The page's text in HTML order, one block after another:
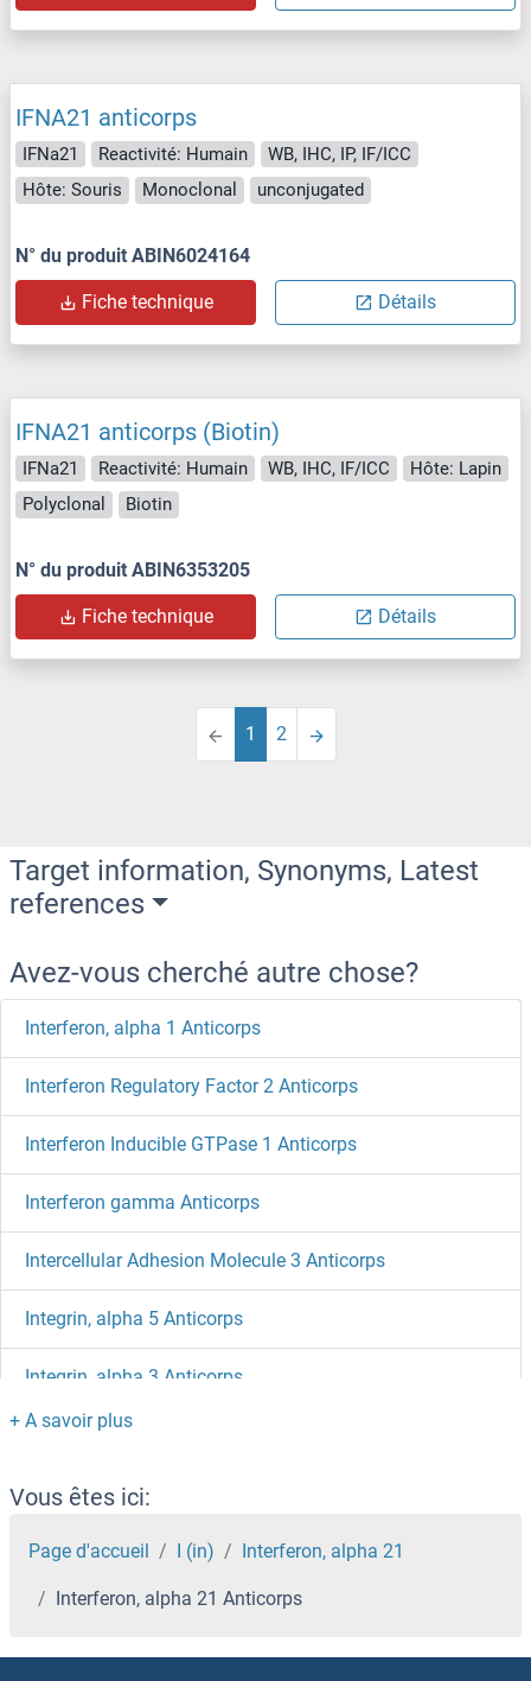
IFNA21 anticorps
IFNa21 Reactivité: Humain
WB, IHC, IP, IF/ICC
Hôte: Souris
Monoclonal unconjugated
N° du produit ABIN6024164
Fiche technique Détails
IFNA21 anticorps (Biotin)
IFNa21 Reactivité: Humain WB, IHC, IF/ICC
Hôte: Lapin
Polyclonal
Biotin
N° du produit ABIN6353205
Fiche technique Détails
1 2
Target information, Synonyms, Latest
references
Avez-vous cherché autre chose?
Interferon, alpha 1 Anticorps
Interferon Regulatory Factor 2 Anticorps
Interferon Inducible GTPase 1 Anticorps
Interferon gamma Anticorps
Intercellular Adhesion Molecule 3 Anticorps
Integrin, alpha 5 Anticorps
Integrin, alpha 3 Anticorps
Integrin beta 7 Anticorps
Integrin beta 5 Anticorps
Integrin beta 4 Anticorps
Integrin beta 3 Anticorps
Vous êtes ici:
Page d'accueil I (in) Interferon, alpha 21
Interferon, alpha 21 Anticorps